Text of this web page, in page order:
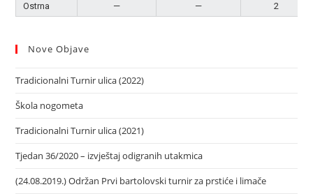
Ostrna — — 2
Nove Objave
Tradicionalni Turnir ulica (2022)
Škola nogometa
Tradicionalni Turnir ulica (2021)
Tjedan 36/2020 – izvještaj odigranih utakmica
(24.08.2019.) Održan Prvi bartolovski turnir za prstiće i limače